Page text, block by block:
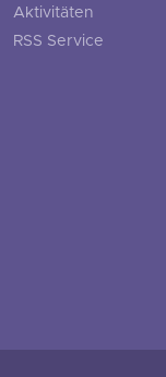
Aktivitäten
RSS Service